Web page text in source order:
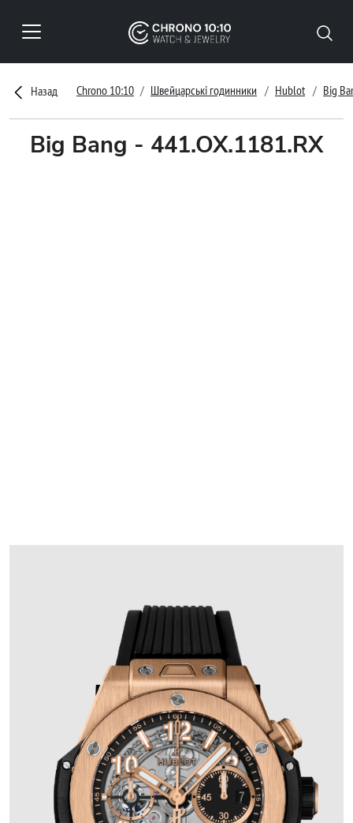
Назад Chrono 10:10 Швейцарські годинники Hublot Big
Big Bang - 441.OX.1181.RX